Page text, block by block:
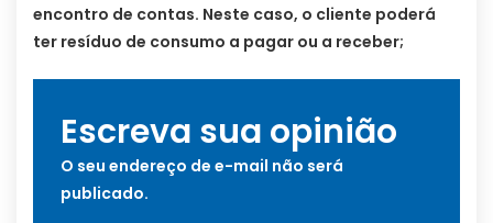
encontro de contas. Neste caso, o cliente poderá
ter resíduo de consumo a pagar ou a receber;
Escreva sua opinião
O seu endereço de e-mail não será
publicado.